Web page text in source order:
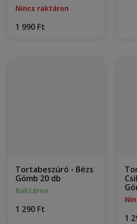
Nincs raktáron
1 990 Ft
Tortabeszúró - Bézs
Gömb 20 db
Raktáron
1 290 Ft
1